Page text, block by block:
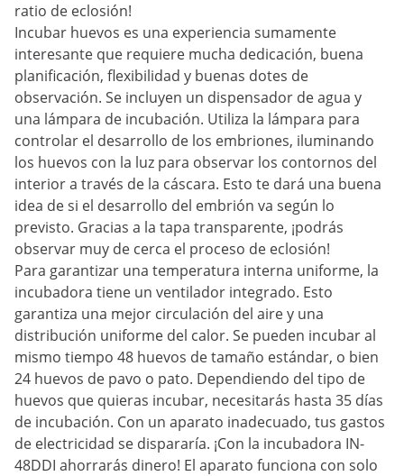
ratio de eclosión!
Incubar huevos es una experiencia sumamente
interesante que requiere mucha dedicación, buena
planificación, flexibilidad y buenas dotes de
observación. Se incluyen un dispensador de agua y
una lámpara de incubación. Utiliza la lámpara para
controlar el desarrollo de los embriones, iluminando
los huevos con la luz para observar los contornos del
interior a través de la cáscara. Esto te dará una buena
idea de si el desarrollo del embrión va según lo
previsto. Gracias a la tapa transparente, ¡podrás
observar muy de cerca el proceso de eclosión!
Para garantizar una temperatura interna uniforme, la
incubadora tiene un ventilador integrado. Esto
garantiza una mejor circulación del aire y una
distribución uniforme del calor. Se pueden incubar al
mismo tiempo 48 huevos de tamaño estándar, o bien
24 huevos de pavo o pato. Dependiendo del tipo de
huevos que quieras incubar, necesitarás hasta 35 días
de incubación. Con un aparato inadecuado, tus gastos
de electricidad se dispararía. ¡Con la incubadora IN-
48DDI ahorrarás dinero! El aparato funciona con solo